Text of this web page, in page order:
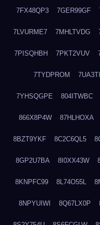
7FX48QP3 7GER99GF
7LVURME7 7MHLTVDG
7PISQHBH 7PKT2VUV
7TYDPROM
7YHSQGPE 804ITWBC
866X8P4W 87HLHOXA
8BZT9YKF 8C2C6QL5
8GP2U7BA 8I0XX43W
8KNPFC99 8L74O55L
8NPYUIWI 8Q67LX0P